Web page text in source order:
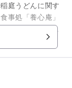
庭うどんに関す
事処「養心庵」
家族でゆっくり